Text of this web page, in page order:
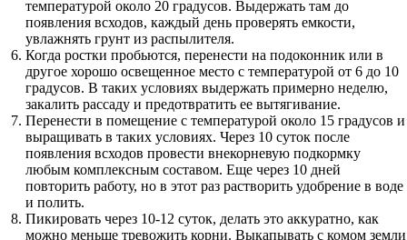
температурой около 20 градусов. Выдержать там до
появления всходов, каждый день проверять емкости,
увлажнять грунт из распылителя.
Когда ростки пробьются, перенести на подоконник или в
другое хорошо освещенное место с температурой от 6 до 10
градусов. В таких условиях выдержать примерно неделю,
закалить рассаду и предотвратить ее вытягивание.
Перенести в помещение с температурой около 15 градусов и
выращивать в таких условиях. Через 10 суток после
появления всходов провести внекорневую подкормку
любым комплексным составом. Еще через 10 дней
повторить работу, но в этот раз растворить удобрение в воде
и полить.
Пикировать через 10-12 суток, делать это аккуратно, как
можно меньше тревожить корни. Выкапывать с комом земли